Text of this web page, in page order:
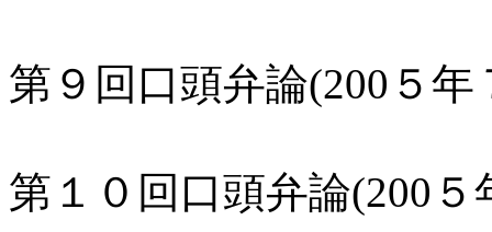
第９回口頭弁論(200５年
第１０回口頭弁論(200５